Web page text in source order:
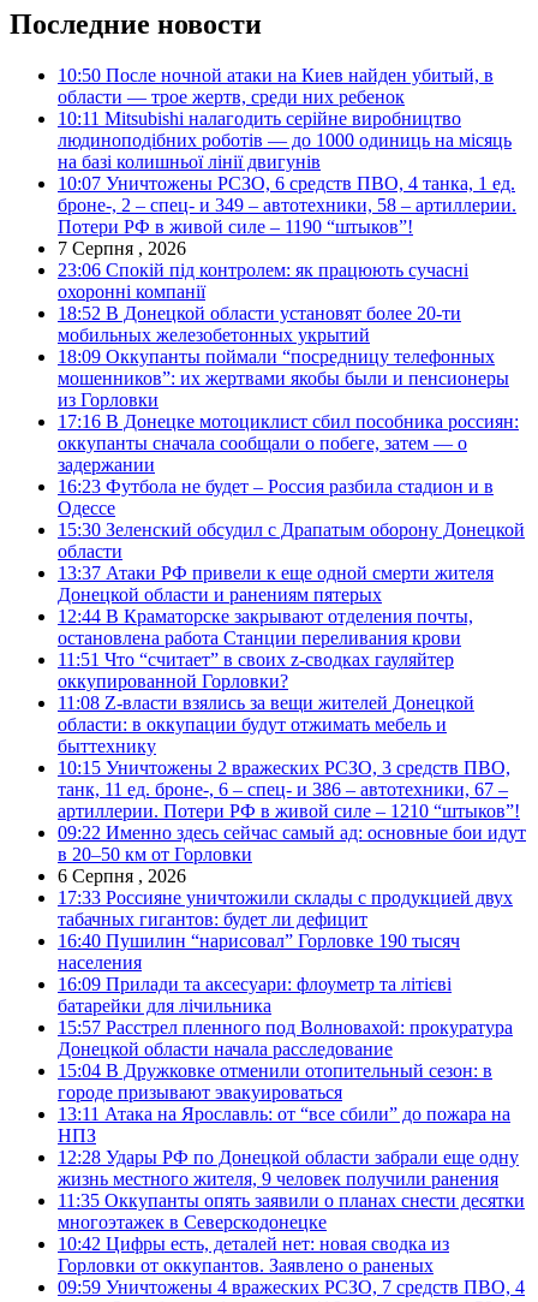
Последние новости
10:50 После ночной атаки на Киев найден убитый, в
области — трое жертв, среди них ребенок
10:11 Mitsubishi налагодить серійне виробництво
людиноподібних роботів — до 1000 одиниць на місяць
на базі колишньої лінії двигунів
10:07 Уничтожены РСЗО, 6 средств ПВО, 4 танка, 1 ед.
броне-, 2 – спец- и 349 – автотехники, 58 – артиллерии.
Потери РФ в живой силе – 1190 “штыков”!
7 Серпня , 2026
23:06 Спокій під контролем: як працюють сучасні
охоронні компанії
18:52 В Донецкой области установят более 20-ти
мобильных железобетонных укрытий
18:09 Оккупанты поймали “посредницу телефонных
мошенников”: их жертвами якобы были и пенсионеры
из Горловки
17:16 В Донецке мотоциклист сбил пособника россиян:
оккупанты сначала сообщали о побеге, затем — о
задержании
16:23 Футбола не будет – Россия разбила стадион и в
Одессе
15:30 Зеленский обсудил с Драпатым оборону Донецкой
области
13:37 Атаки РФ привели к еще одной смерти жителя
Донецкой области и ранениям пятерых
12:44 В Краматорске закрывают отделения почты,
остановлена работа Станции переливания крови
11:51 Что “считает” в своих z-сводках гауляйтер
оккупированной Горловки?
11:08 Z-власти взялись за вещи жителей Донецкой
области: в оккупации будут отжимать мебель и
быттехнику
10:15 Уничтожены 2 вражеских РСЗО, 3 средств ПВО,
танк, 11 ед. броне-, 6 – спец- и 386 – автотехники, 67 –
артиллерии. Потери РФ в живой силе – 1210 “штыков”!
09:22 Именно здесь сейчас самый ад: основные бои идут
в 20–50 км от Горловки
6 Серпня , 2026
17:33 Россияне уничтожили склады с продукцией двух
табачных гигантов: будет ли дефицит
16:40 Пушилин “нарисовал” Горловке 190 тысяч
населения
16:09 Прилади та аксесуари: флоуметр та літієві
батарейки для лічильника
15:57 Расстрел пленного под Волновахой: прокуратура
Донецкой области начала расследование
15:04 В Дружковке отменили отопительный сезон: в
городе призывают эвакуироваться
13:11 Атака на Ярославль: от “все сбили” до пожара на
НПЗ
12:28 Удары РФ по Донецкой области забрали еще одну
жизнь местного жителя, 9 человек получили ранения
11:35 Оккупанты опять заявили о планах снести десятки
многоэтажек в Северскодонецке
10:42 Цифры есть, деталей нет: новая сводка из
Горловки от оккупантов. Заявлено о раненых
09:59 Уничтожены 4 вражеских РСЗО, 7 средств ПВО, 4